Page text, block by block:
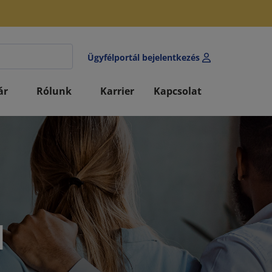
Ügyfélportál bejelentkezés
Rólunk Karrier Kapcsolat